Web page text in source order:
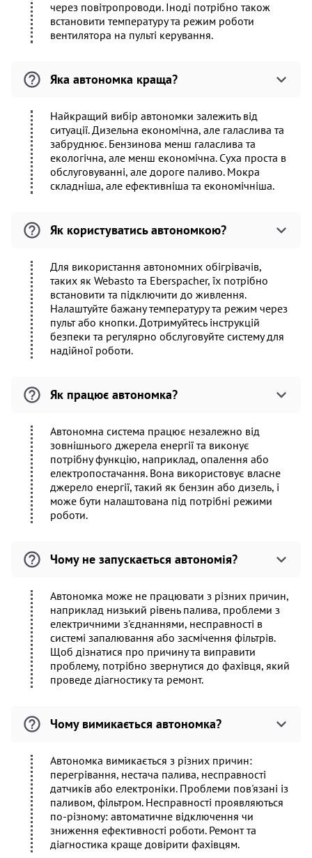
через повітропроводи. Іноді потрібно також
встановити температуру та режим роботи
вентилятора на пульті керування.
Яка автономка краща?
Найкращий вибір автономки залежить від
ситуації. Дизельна економічна, але галаслива та
забруднює. Бензинова менш галаслива та
екологічна, але менш економічна. Суха проста в
обслуговуванні, але дороге паливо. Мокра
складніша, але ефективніша та економічніша.
Як користуватись автономкою?
Для використання автономних обігрівачів,
таких як Webasto та Eberspacher, їх потрібно
встановити та підключити до живлення.
Налаштуйте бажану температуру та режим через
пульт або кнопки. Дотримуйтесь інструкцій
безпеки та регулярно обслуговуйте систему для
надійної роботи.
Як працює автономка?
Автономна система працює незалежно від
зовнішнього джерела енергії та виконує
потрібну функцію, наприклад, опалення або
електропостачання. Вона використовує власне
джерело енергії, такий як бензин або дизель, і
може бути налаштована під потрібні режими
роботи.
Чому не запускається автономія?
Автономка може не працювати з різних причин,
наприклад низький рівень палива, проблеми з
електричними з'єднаннями, несправності в
системі запалювання або засмічення фільтрів.
Щоб дізнатися про причину та виправити
проблему, потрібно звернутися до фахівця, який
проведе діагностику та ремонт.
Чому вимикається автономка?
Автономка вимикається з різних причин:
перегрівання, нестача палива, несправності
датчиків або електроніки. Проблеми пов'язані із
паливом, фільтром. Несправності проявляються
по-різному: автоматичне відключення чи
зниження ефективності роботи. Ремонт та
діагностика краще довірити фахівцям.